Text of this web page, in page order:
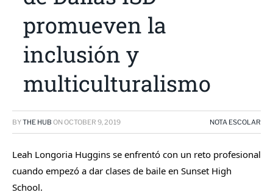
promueven la
inclusión y
multiculturalismo
BYTHE HUB ON OCTOBER 9, 2019 NOTA ESCOLAR
Leah Longoria Huggins se enfrentó con un reto profesional
cuando empezó a dar clases de baile en Sunset High
School.